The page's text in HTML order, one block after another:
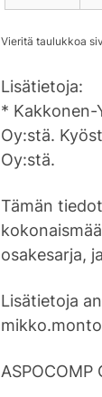
Lisätietoja:
* Kakkonen-
Oy:stä.
Oy:stä.
Tämän
osakesarja,
Lisätietoja
ASPOCOMP